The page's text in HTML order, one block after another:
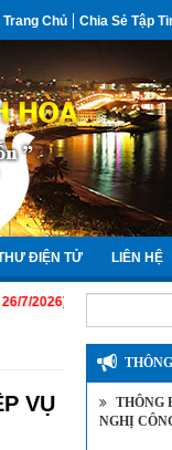
Chia Sẻ Tập
Trang Chủ
ĐIỆN TỬ LIÊN HỆ
VỤ
THÔNG
NGHỊ